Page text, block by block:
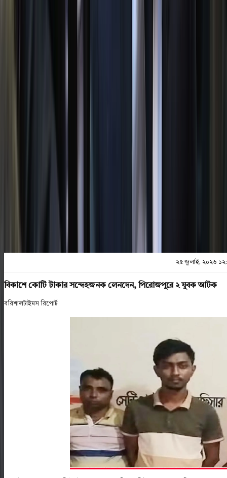
প্রিন্ট এন্ড সেভ
২৫ জুলাই, ২০২৬
বিকাশে কোটি টাকার সন্দেহজনক লেনদেন, পিরোজপুরে ২ যুবক আটক
বরিশালটাইমস রিপোর্ট